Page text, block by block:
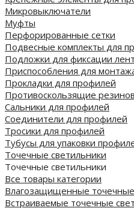
Микровыключатели
Муфты
Перфорированные сетки
Подвесные комплекты для
Подложки для фиксации лент
Приспособления для
Прокладки для профилей
Противоскользящие
Сальники для профилей
Соединители для профилей
Тросики для профилей
Тубусы для упаковки
Точечные светильники
Точечные светильники
Все товары категории
Влагозащищенные точечные
Встраиваемые точечные